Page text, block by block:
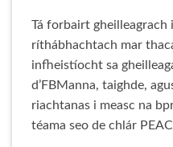
Tá forbairt
ríthábhachtach mar
infheistíocht sa
d’FBManna, taighde,
riachtanas i measc na
téama seo de chlár